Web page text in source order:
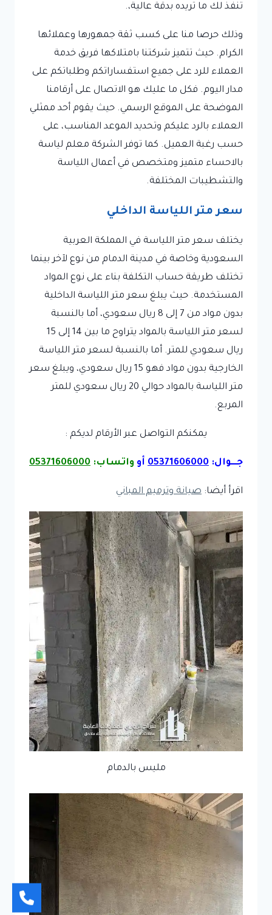
تنفذ لك ما تريده بدقة عالية،.
وذلك حرصا منا على كسب ثقة جمهورها وعملائها
الكرام. حيث تتميز شركتنا بامتلاكها فريق خدمة
العملاء للرد على جميع استفساراتكم وطلباتكم على
مدار اليوم. فكل ما عليك هو الاتصال على أرقامنا
الموضحة على الموقع الرسمي. حيث يقوم أحد ممثلي
العملاء بالرد عليكم وتحديد الموعد المناسب، على
حسب رغبة العميل. كما توفر الشركة معلم لياسة
بالاحساء متميز ومتخصص في أعمال اللياسة
والتشطيبات المختلفة.
سعر متر اللياسة الداخلي
يختلف سعر متر اللياسة في المملكة العربية
السعودية وخاصة في مدينة الدمام من نوع لآخر بينما
تختلف طريقة حساب التكلفة بناء على نوع المواد
المستخدمة. حيث يبلغ سعر متر اللياسة الداخلية
بدون مواد من 7 إلى 8 ريال سعودي، أما بالنسبة
لسعر متر اللياسة بالمواد يتراوح ما بين 14 إلى 15
ريال سعودي للمتر. أما بالنسبة لسعر متر اللياسة
الخارجية بدون مواد فهو 15 ريال سعودي، ويبلغ سعر
متر اللياسة بالمواد حوالي 20 ريال سعودي للمتر
المربع.
يمكنكم التواصل عبر الأرقام لديكم :
جـــوال: 05371606000 أو واتساب: 05371606000
اقرأ أيضا: صيانة وترميم المباني
مليس بالدمام